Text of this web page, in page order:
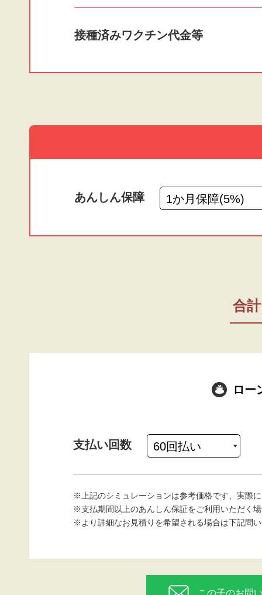
接種済みワクチン代金等
あんしん保障
合計
ロー
支払い回数
※上記のシミュレーションは参考価格です、実際
※支払期間以上のあんしん保証をご利用いただく
※より詳細なお見積りを希望される場合は下記問
この子のお問